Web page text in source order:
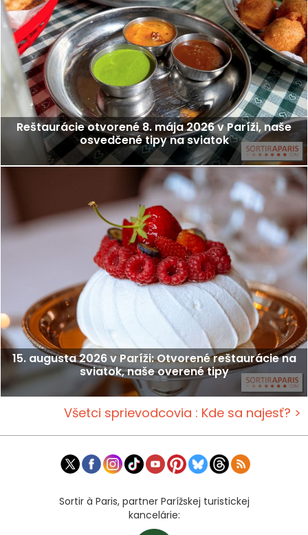
Reštaurácie otvorené 8. mája 2026 v Paríži, naše
osvedčené tipy na sviatok
15. augusta 2026 v Paríži: Otvorené reštaurácie na
sviatok, naše overené tipy
Všetci sprievodcovia : Kde sa najesť? >
Sortir à Paris, partner Parížskej turistickej
kancelárie: